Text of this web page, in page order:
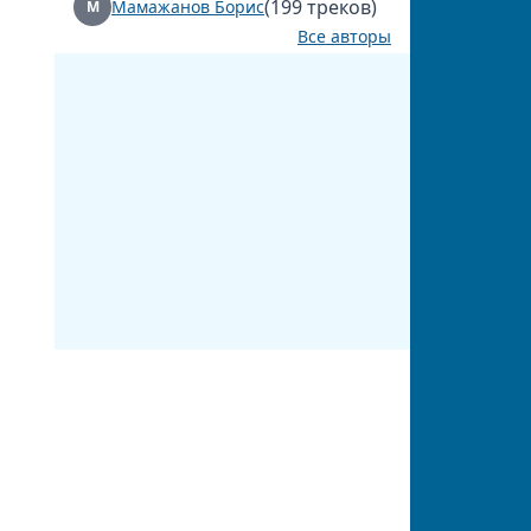
М Мамажанов Борис(199 треков)
Все авторы